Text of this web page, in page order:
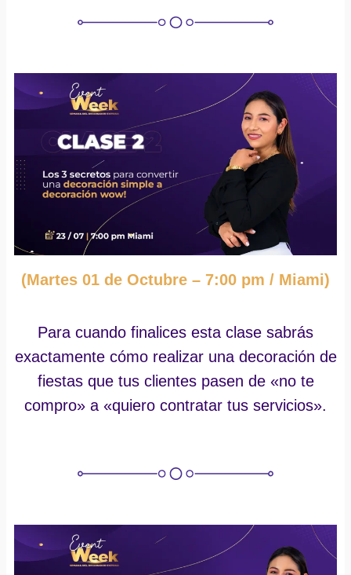
(Martes 01 de Octubre – 7:00 pm / Miami)
Para cuando finalices esta clase sabrás
exactamente cómo realizar una decoración de
fiestas que tus clientes pasen de «no te
compro» a «quiero contratar tus servicios».